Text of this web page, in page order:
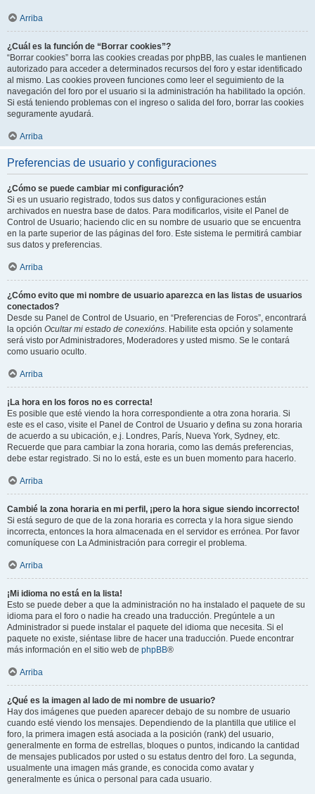
Arriba
¿Cuál es la función de “Borrar cookies”?
“Borrar cookies” borra las cookies creadas por phpBB, las cuales le mantienen
autorizado para acceder a determinados recursos del foro y estar identificado
al mismo. Las cookies proveen funciones como leer el seguimiento de la
navegación del foro por el usuario si la administración ha habilitado la opción.
Si está teniendo problemas con el ingreso o salida del foro, borrar las cookies
seguramente ayudará.
Arriba
Preferencias de usuario y configuraciones
¿Cómo se puede cambiar mi configuración?
Si es un usuario registrado, todos sus datos y configuraciones están
archivados en nuestra base de datos. Para modificarlos, visite el Panel de
Control de Usuario; haciendo clic en su nombre de usuario que se encuentra
en la parte superior de las páginas del foro. Este sistema le permitirá cambiar
sus datos y preferencias.
Arriba
¿Cómo evito que mi nombre de usuario aparezca en las listas de usuarios
conectados?
Desde su Panel de Control de Usuario, en “Preferencias de Foros”, encontrará
la opción Ocultar mi estado de conexións. Habilite esta opción y solamente
será visto por Administradores, Moderadores y usted mismo. Se le contará
como usuario oculto.
Arriba
¡La hora en los foros no es correcta!
Es posible que esté viendo la hora correspondiente a otra zona horaria. Si
este es el caso, visite el Panel de Control de Usuario y defina su zona horaria
de acuerdo a su ubicación, e.j. Londres, París, Nueva York, Sydney, etc.
Recuerde que para cambiar la zona horaria, como las demás preferencias,
debe estar registrado. Si no lo está, este es un buen momento para hacerlo.
Arriba
Cambié la zona horaria en mi perfil, ¡pero la hora sigue siendo incorrecto!
Si está seguro de que de la zona horaria es correcta y la hora sigue siendo
incorrecta, entonces la hora almacenada en el servidor es errónea. Por favor
comuníquese con La Administración para corregir el problema.
Arriba
¡Mi idioma no está en la lista!
Esto se puede deber a que la administración no ha instalado el paquete de su
idioma para el foro o nadie ha creado una traducción. Pregúntele a un
Administrador si puede instalar el paquete del idioma que necesita. Si el
paquete no existe, siéntase libre de hacer una traducción. Puede encontrar
más información en el sitio web de phpBB®
Arriba
¿Qué es la imagen al lado de mi nombre de usuario?
Hay dos imágenes que pueden aparecer debajo de su nombre de usuario
cuando esté viendo los mensajes. Dependiendo de la plantilla que utilice el
foro, la primera imagen está asociada a la posición (rank) del usuario,
generalmente en forma de estrellas, bloques o puntos, indicando la cantidad
de mensajes publicados por usted o su estatus dentro del foro. La segunda,
usualmente una imagen más grande, es conocida como avatar y
generalmente es única o personal para cada usuario.